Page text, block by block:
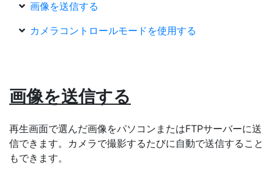
画像を送信する
カメラコントロールモードを使用する
画像を送信する
再生画面で選んだ画像をパソコンまたはFTPサーバーに送
信できます。カメラで撮影するたびに自動で送信すること
もできます。